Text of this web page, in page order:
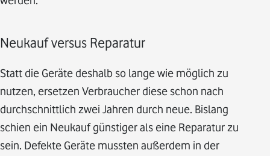
Neukauf versus Reparatur
Statt die Geräte deshalb so lange wie möglich zu
nutzen, ersetzen Verbraucher diese schon nach
durchschnittlich zwei Jahren durch neue. Bislang
schien ein Neukauf günstiger als eine Reparatur zu
sein. Defekte Geräte mussten außerdem in der